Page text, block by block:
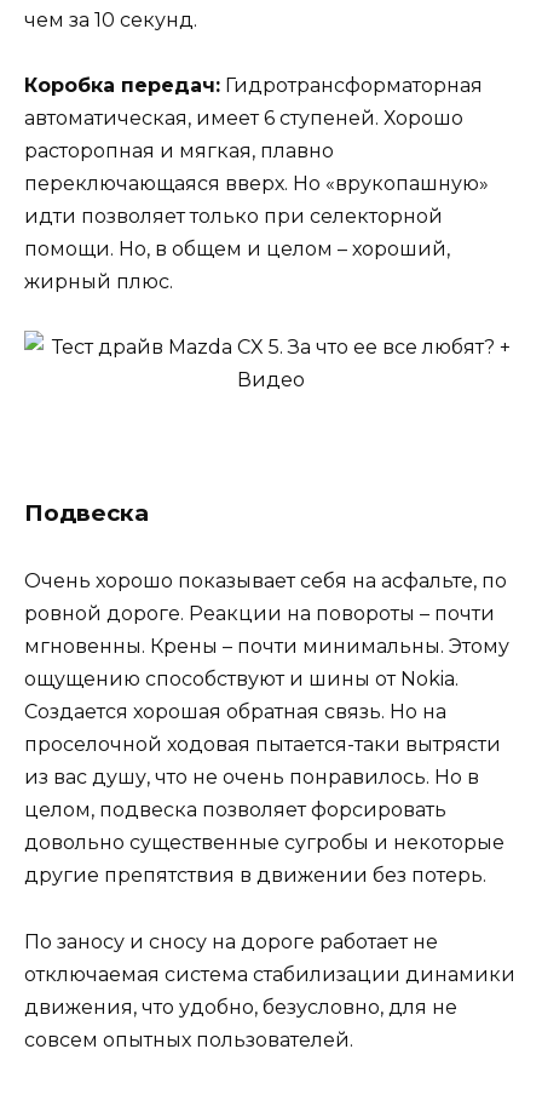
чем за 10 секунд.
Коробка передач: Гидротрансформаторная
автоматическая, имеет 6 ступеней. Хорошо
расторопная и мягкая, плавно
переключающаяся вверх. Но «врукопашную»
идти позволяет только при селекторной
помощи. Но, в общем и целом – хороший,
жирный плюс.
Подвеска
Очень хорошо показывает себя на асфальте, по
ровной дороге. Реакции на повороты – почти
мгновенны. Крены – почти минимальны. Этому
ощущению способствуют и шины от Nokia.
Создается хорошая обратная связь. Но на
проселочной ходовая пытается-таки вытрясти
из вас душу, что не очень понравилось. Но в
целом, подвеска позволяет форсировать
довольно существенные сугробы и некоторые
другие препятствия в движении без потерь.
По заносу и сносу на дороге работает не
отключаемая система стабилизации динамики
движения, что удобно, безусловно, для не
совсем опытных пользователей.